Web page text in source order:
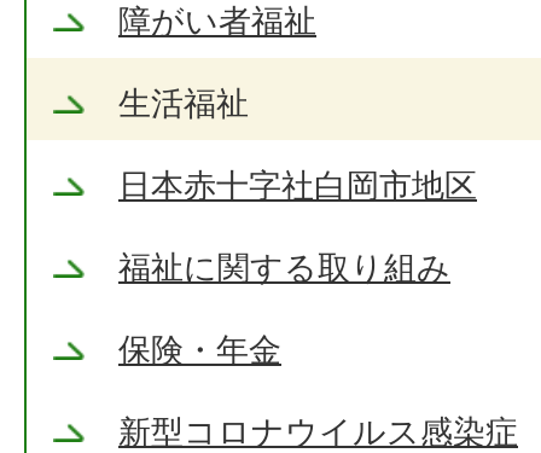
障がい者福祉
生活福祉
日本赤十字社白岡市地区
福祉に関する取り組み
保険・年金
新型コロナウイルス感染症